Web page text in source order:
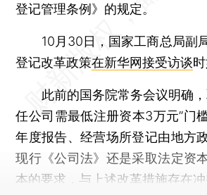
登记管理条例》的规定。
10月30日，国家工商总局副
登记改革政策在新华网接受访谈
此前的国务院常务会议明确，
任公司需最低注册资本3万元”门
年度报告、经营场所登记由地方
现行《公司法》还是采取法定资
本的要求，与上述改革措施存在冲